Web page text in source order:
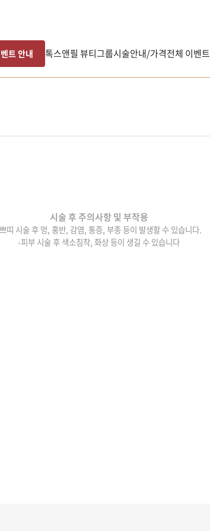
트 안내 톡스앤필 뷰티그룹시술안내/가격전체 이벤트
시술 후 주의사항 및 부작용
띠 시술 후 멍, 홍반, 감염, 통증, 부종 등이 발생할 수 있습니다.
-피부 시술 후 색소침착, 화상 등이 생길 수 있습니다